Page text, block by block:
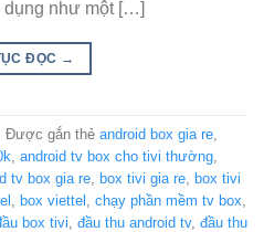
như một […]
ĐỌC →
Được gắn thẻ android box gia re
android tv box cho tivi thường
tv box gia re box tivi gia re
box tivi
box viettel chạy phần mềm tv box
box tivi đầu thu android tv, đầu thu